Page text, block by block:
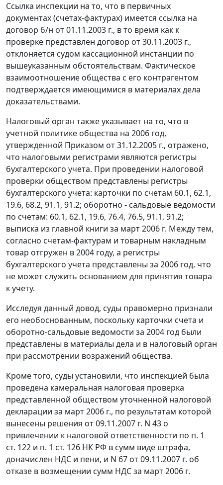
Ссылка инспекции на то, что в первичных
документах (счетах-фактурах) имеется ссылка на
договор б/н от 01.11.2003 г., в то время как к
проверке представлен договор от 30.11.2003 г.,
отклоняется судом кассационной инстанции по
вышеуказанным обстоятельствам. Фактическое
взаимоотношение общества с его контрагентом
подтверждается имеющимися в материалах дела
доказательствами.
Налоговый орган также указывает на то, что в
учетной политике общества на 2006 год,
утвержденной Приказом от 31.12.2005 г., отражено,
что налоговыми регистрами являются регистры
бухгалтерского учета. При проведении налоговой
проверки обществом представлены регистры
бухгалтерского учета: карточки по счетам 60.1, 62.1,
19.6, 68.2, 91.1, 91.2; оборотно - сальдовые ведомости
по счетам: 60.1, 62.1, 19.6, 76.4, 76.5, 91.1, 91.2;
выписка из главной книги за март 2006 г. Между тем,
согласно счетам-фактурам и товарным накладным
товар отгружен в 2004 году, а регистры
бухгалтерского учета представлены за 2006 год, что
не может служить основанием для принятия товара
к учету.
Исследуя данный довод, суды правомерно признали
его необоснованным, поскольку карточки счета и
оборотно-сальдовые ведомости за 2004 год были
представлены в материалы дела и в налоговый орган
при рассмотрении возражений общества.
Кроме того, суды установили, что инспекцией была
проведена камеральная налоговая проверка
представленной обществом уточненной налоговой
декларации за март 2006 г., по результатам которой
вынесены решения от 09.11.2007 г. N 43 о
привлечении к налоговой ответственности по п. 1
ст. 122 и п. 1 ст. 126 НК РФ в сумм виде штрафа,
доначислен НДС и пени, и N 67 от 09.11.2007 г. об
отказе в возмещении сумм НДС за март 2006 г.